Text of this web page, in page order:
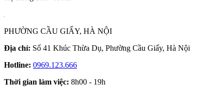
PHƯỜNG CẦU GIẤY, HÀ NỘI
Địa chỉ: Số 41 Khúc Thừa Dụ, Phường Cầu Giấy, Hà Nội
Hotline: 0969.123.666
Thời gian làm việc: 8h00 - 19h